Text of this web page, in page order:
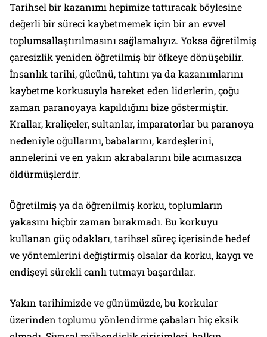
Tarihsel bir kazanımı hepimize tattıracak böylesine
değerli bir süreci kaybetmemek için bir an evvel
toplumsallaştırılmasını sağlamalıyız. Yoksa öğretilmiş
çaresizlik yeniden öğretilmiş bir öfkeye dönüşebilir.
İnsanlık tarihi, gücünü, tahtını ya da kazanımlarını
kaybetme korkusuyla hareket eden liderlerin, çoğu
zaman paranoyaya kapıldığını bize göstermiştir.
Krallar, kraliçeler, sultanlar, imparatorlar bu paranoya
nedeniyle oğullarını, babalarını, kardeşlerini,
annelerini ve en yakın akrabalarını bile acımasızca
öldürmüşlerdir.
Öğretilmiş ya da öğrenilmiş korku, toplumların
yakasını hiçbir zaman bırakmadı. Bu korkuyu
kullanan güç odakları, tarihsel süreç içerisinde hedef
ve yöntemlerini değiştirmiş olsalar da korku, kaygı ve
endişeyi sürekli canlı tutmayı başardılar.
Yakın tarihimizde ve günümüzde, bu korkular
üzerinden toplumu yönlendirme çabaları hiç eksik